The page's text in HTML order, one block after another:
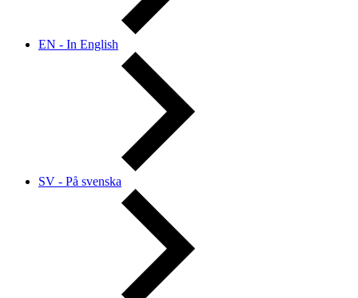
EN - In English
SV - På svenska